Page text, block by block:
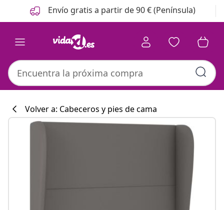
Anterior
Siguiente Envío gratis a partir de 90 € (Península)
Colección de
Volver a: Cabeceros y pies de cama